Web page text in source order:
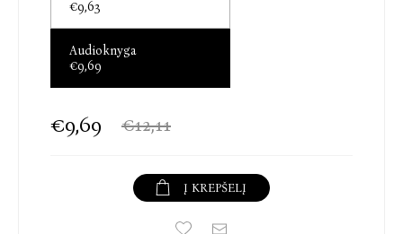
€9,63
Audioknyga
€9,69
€9,69 €12,11
Į KREPŠELĮ